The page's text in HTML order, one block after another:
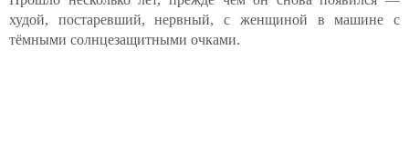
худой, постаревший, нервный, с женщиной в машине с
тёмными солнцезащитными очками.